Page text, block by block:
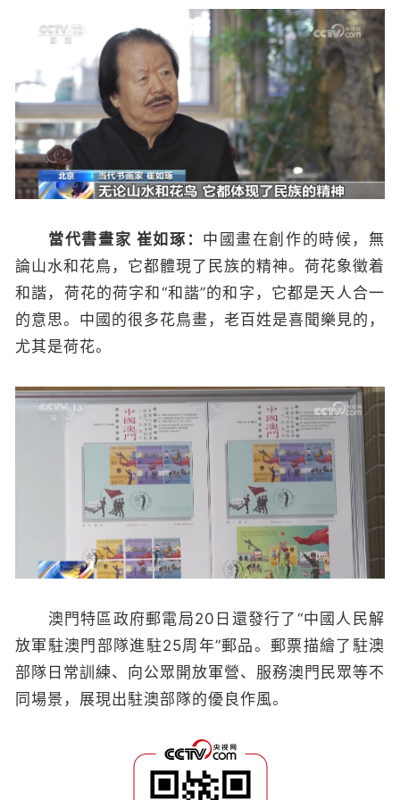
當代書畫家 崔如琢： 中國畫在創作的時候，無
論山水和花鳥，它都體現了民族的精神。荷花象徵着
和諧，荷花的荷字和“和諧”的和字，它都是天人合一
的意思。中國的很多花鳥畫，老百姓是喜聞樂見的，
尤其是荷花。
澳門特區政府郵電局20日還發行了“中國人民解
放軍駐澳門部隊進駐25周年”郵品。郵票描繪了駐澳
部隊日常訓練、向公眾開放軍營、服務澳門民眾等不
同場景，展現出駐澳部隊的優良作風。